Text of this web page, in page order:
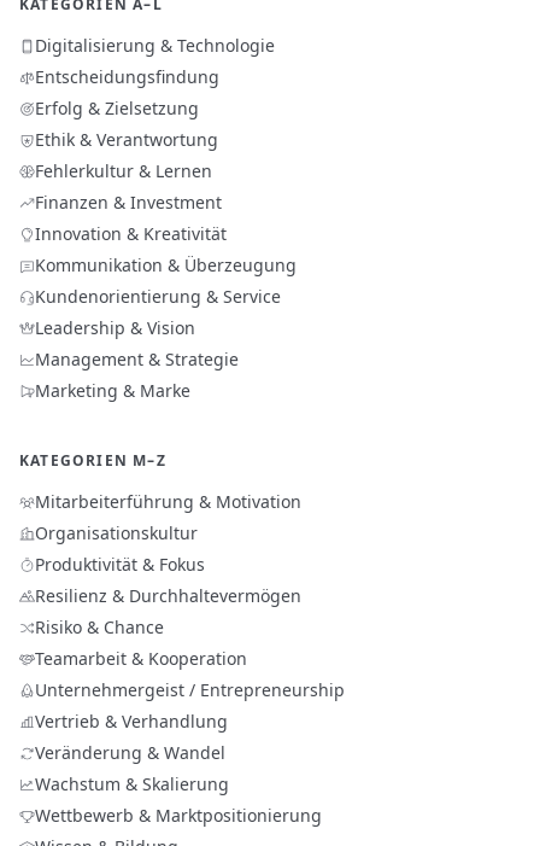
KATEGORIEN A–L
Digitalisierung & Technologie
Entscheidungsfindung
Erfolg & Zielsetzung
Ethik & Verantwortung
Fehlerkultur & Lernen
Finanzen & Investment
Innovation & Kreativität
Kommunikation & Überzeugung
Kundenorientierung & Service
Leadership & Vision
Management & Strategie
Marketing & Marke
KATEGORIEN M–Z
Mitarbeiterführung & Motivation
Organisationskultur
Produktivität & Fokus
Resilienz & Durchhaltevermögen
Risiko & Chance
Teamarbeit & Kooperation
Unternehmergeist / Entrepreneurship
Vertrieb & Verhandlung
Veränderung & Wandel
Wachstum & Skalierung
Wettbewerb & Marktpositionierung